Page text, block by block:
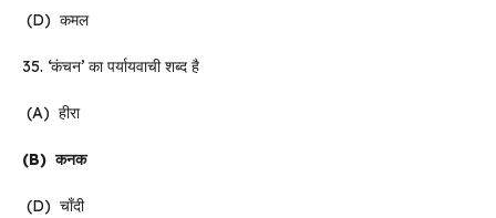
(D) कमल
35. ‘कंचन’ का पर्यायवाची शब्द है
(A) हीरा
(B)कनक
(D) चाँदी